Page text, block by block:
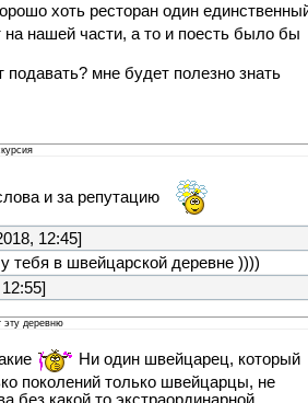
хоть ресторан один
на нашей части, а то и поесть было бы
подавать? мне будет полезно знать
и за репутацию
12:45]
тебя в швейцарской деревне ))))
эту деревню
Ни один швейцарец, который
поколений только швейцарцы, не